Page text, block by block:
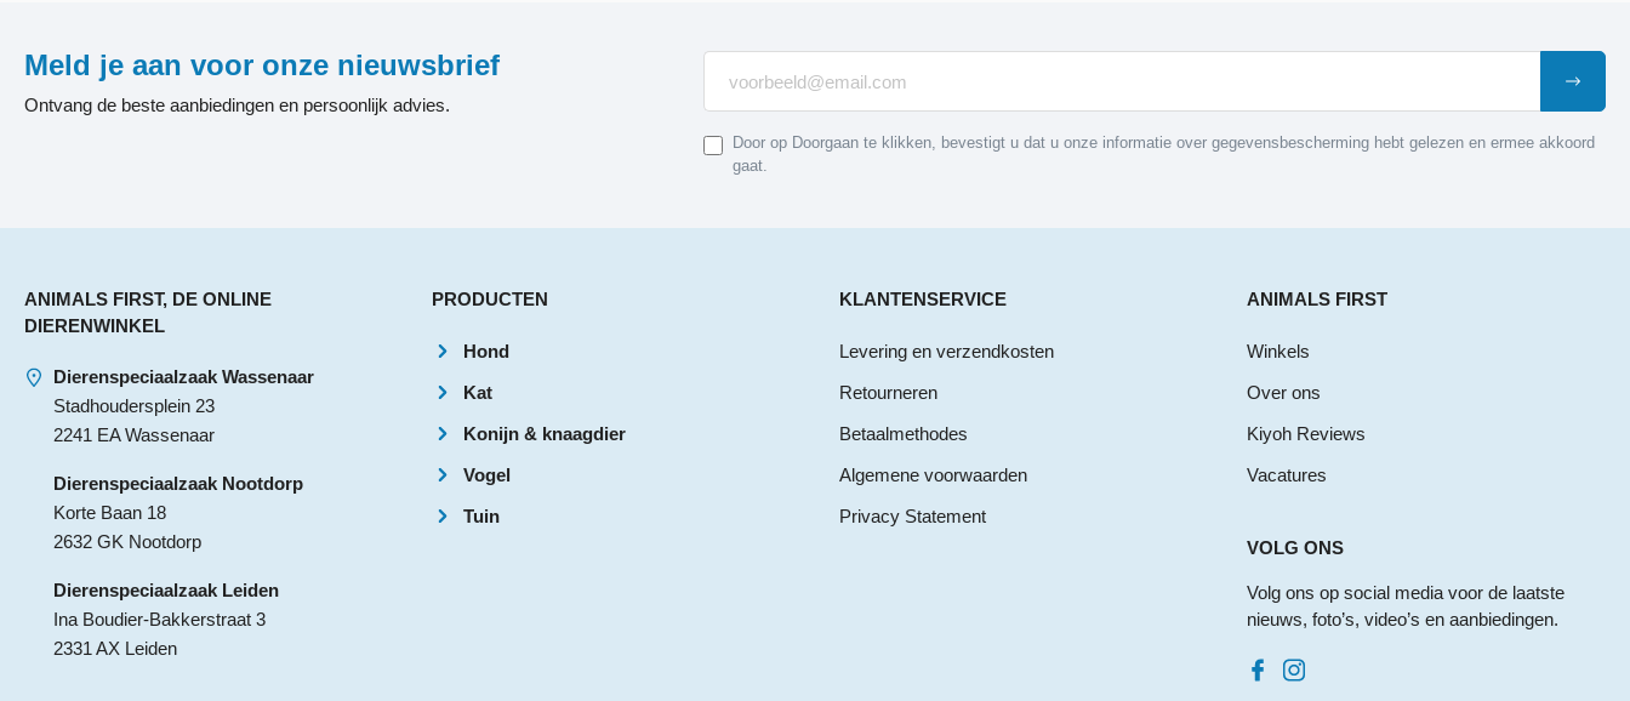
Meld je aan voor onze nieuwsbrief
Ontvang de beste aanbiedingen en persoonlijk advies.
Door op Doorgaan te klikken, bevestigt u dat u onze informatie over gegevensbescherming hebt gelezen en ermee akkoord
gaat.
ANIMALS FIRST, DE ONLINE
DIERENWINKEL
Dierenspeciaalzaak Wassenaar
Stadhoudersplein 23
2241 EA Wassenaar
Dierenspeciaalzaak Nootdorp
Korte Baan 18
2632 GK Nootdorp
Dierenspeciaalzaak Leiden
Ina Boudier-Bakkerstraat 3
2331 AX Leiden
PRODUCTEN
Hond
Kat
Konijn & knaagdier
Vogel
Tuin
KLANTENSERVICE
Levering en verzendkosten
Retourneren
Betaalmethodes
Algemene voorwaarden
Privacy Statement
ANIMALS FIRST
Winkels
Over ons
Kiyoh Reviews
Vacatures
VOLG ONS
Volg ons op social media voor de laatste
nieuws, foto’s, video’s en aanbiedingen.